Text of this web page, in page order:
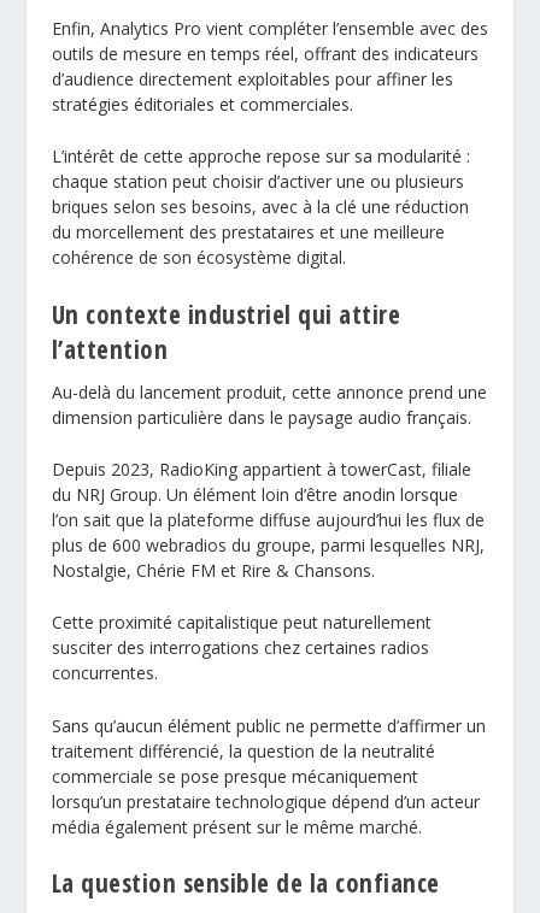
Enfin, Analytics Pro vient compléter l’ensemble avec des
outils de mesure en temps réel, offrant des indicateurs
d’audience directement exploitables pour affiner les
stratégies éditoriales et commerciales.
L’intérêt de cette approche repose sur sa modularité :
chaque station peut choisir d’activer une ou plusieurs
briques selon ses besoins, avec à la clé une réduction
du morcellement des prestataires et une meilleure
cohérence de son écosystème digital.
Un contexte industriel qui attire
l’attention
Au-delà du lancement produit, cette annonce prend une
dimension particulière dans le paysage audio français.
Depuis 2023, RadioKing appartient à towerCast, filiale
du NRJ Group. Un élément loin d’être anodin lorsque
l’on sait que la plateforme diffuse aujourd’hui les flux de
plus de 600 webradios du groupe, parmi lesquelles NRJ,
Nostalgie, Chérie FM et Rire & Chansons.
Cette proximité capitalistique peut naturellement
susciter des interrogations chez certaines radios
concurrentes.
Sans qu’aucun élément public ne permette d’affirmer un
traitement différencié, la question de la neutralité
commerciale se pose presque mécaniquement
lorsqu’un prestataire technologique dépend d’un acteur
média également présent sur le même marché.
La question sensible de la confiance